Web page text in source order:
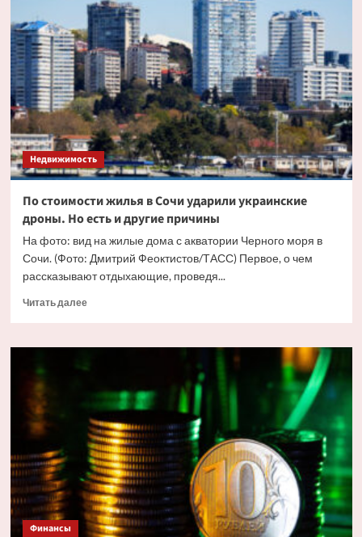
типа
жилья
в
Москве
впервые
перевалила
за
триллион
рублей
Недвижимость
По стоимости жилья в Сочи ударили украинские
дроны. Но есть и другие причины
На фото: вид на жилые дома с акватории Черного моря в
Сочи. (Фото: Дмитрий Феоктистов/ТАСС) Первое, о чем
рассказывают отдыхающие, проведя...
Читать далееПрочитать
По
Сочи
ударили
украинские
дроны.
Но
есть
и
другие
причины
Финансы